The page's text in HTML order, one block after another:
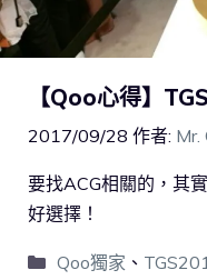
【Qoo心得】
2017/09/28 作者: Mr.
要找ACG相關的，其
好選擇！
Qoo獨家 、